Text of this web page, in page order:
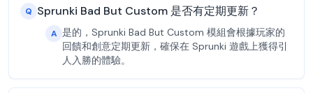
Q Sprunki Bad But Custom 是否有定期更新？
A 是的，Sprunki Bad But Custom 模組會根據玩家的
回饋和創意定期更新，確保在 Sprunki 遊戲上獲得引
人入勝的體驗。